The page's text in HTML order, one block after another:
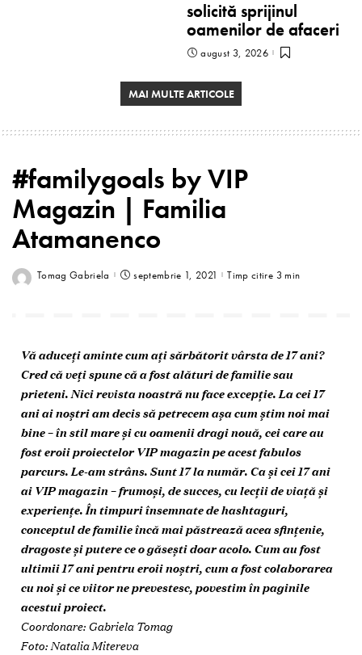
solicită sprijinul
oamenilor de afaceri
august 3, 2026
MAI MULTE ARTICOLE
#familygoals by VIP
Magazin | Familia
Atamanenco
Tomag Gabriela septembrie 1, 2021 Timp citire 3 min
Vă aduceți aminte cum ați sărbătorit vârsta de 17 ani?
Cred că veți spune că a fost alături de familie sau
prieteni. Nici revista noastră nu face excepție. La cei 17
ani ai noștri am decis să petrecem așa cum știm noi mai
bine – în stil mare și cu oamenii dragi nouă, cei care au
fost eroii proiectelor VIP magazin pe acest fabulos
parcurs. Le-am strâns. Sunt 17 la număr. Ca și cei 17 ani
ai VIP magazin – frumoși, de succes, cu lecții de viață și
experiențe. În timpuri însemnate de hashtaguri,
conceptul de familie încă mai păstrează acea sfințenie,
dragoste și putere ce o găsești doar acolo. Cum au fost
ultimii 17 ani pentru eroii noștri, cum a fost colaborarea
cu noi și ce viitor ne prevestesc, povestim în paginile
acestui proiect.
Coordonare: Gabriela Tomag
Foto: Natalia Mitereva